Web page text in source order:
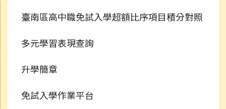
臺南區高中職免試入學超額比序項目積分對照
多元學習表現查詢
升學簡章
免試入學作業平台